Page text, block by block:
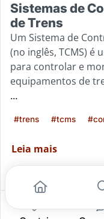
Sistemas de
de Trens
Um Sistema de
(no inglês, TCMS)
para controlar e
equipamentos de
...
#trens #tcms
Leia mais